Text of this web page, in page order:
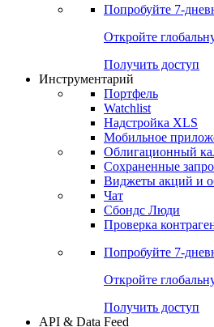
Прогнозы
Консенсусы
Попробуйте7-
Откройте
Получить доступ
Инструментарий
Портфель
Watchlist
Надстройка XLS
Мобильное
Облигационный
Сохраненные
Чат
Проверка
Попробуйте7-